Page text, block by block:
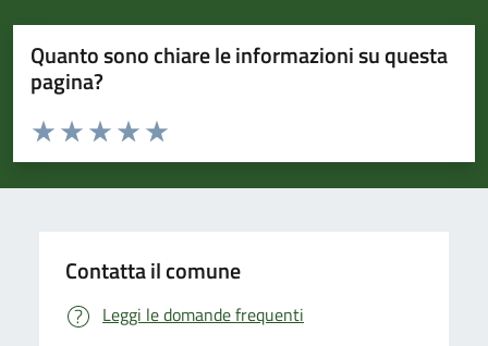
Quanto sono chiare le informazioni su questa
pagina?
Valuta da 1 a 5 stelle la pagina
Valuta 5 stelle su 5
Valuta 4 stelle su 5
Valuta 3 stelle su 5
Valuta 2 stelle su 5
Valuta 1 stelle su 5
Contatta il comune
Leggi le domande frequenti